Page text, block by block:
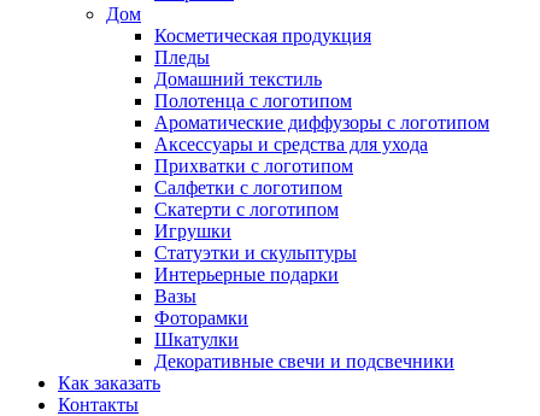
Дом
Косметическая продукция
Пледы
Домашний текстиль
Полотенца с логотипом
Ароматические диффузоры с логотипом
Аксессуары и средства для ухода
Прихватки с логотипом
Салфетки с логотипом
Скатерти с логотипом
Игрушки
Статуэтки и скульптуры
Интерьерные подарки
Вазы
Фоторамки
Шкатулки
Декоративные свечи и подсвечники
Как заказать
Контакты